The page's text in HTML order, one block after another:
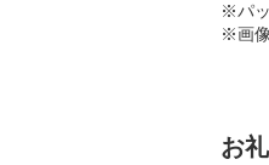
※パ
※画像
お